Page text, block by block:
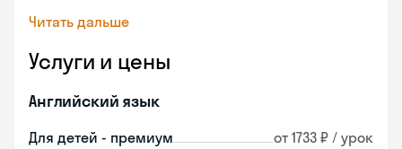
Читать дальше
Услуги и цены
Английский язык
Для детей - премиум от 1733 ₽ / урок